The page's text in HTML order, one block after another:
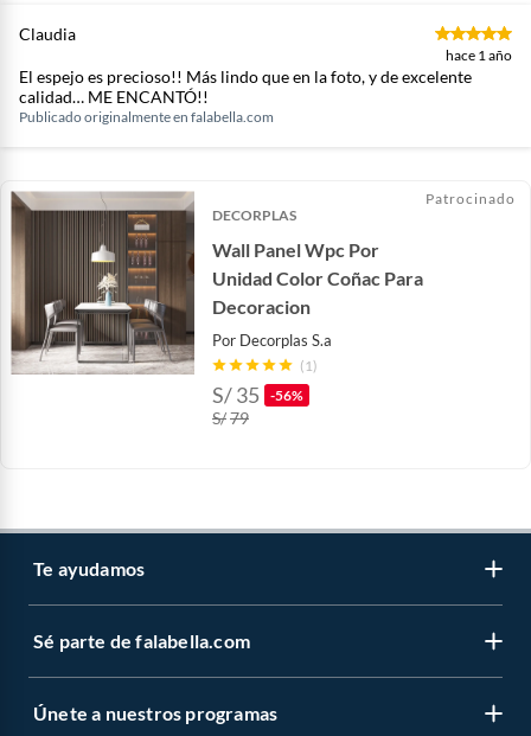
Claudia
hace 1 año
El espejo es precioso!! Más lindo que en la foto, y de excelente
calidad… ME ENCANTÓ!!
Publicado originalmente en falabella.com
DECORPLAS
Wall Panel Wpc Por
Unidad Color Coñac Para
Decoracion
Por Decorplas S.a
(1)
S/35 -56%
S/79
Patrocinado
Te ayudamos
Atención por WhatsApp
Sé parte de falabella.com
Trabaja con nosotros
Únete a nuestros programas